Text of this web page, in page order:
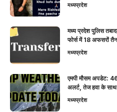
मध्यप्रदेश
मध्य प्रदेश पुलिस
फोर्स में 18 अफसरों
मध्यप्रदेश
एमपी मौसम अपडेट:
अलर्ट, तेज हवा के साथ
मध्यप्रदेश